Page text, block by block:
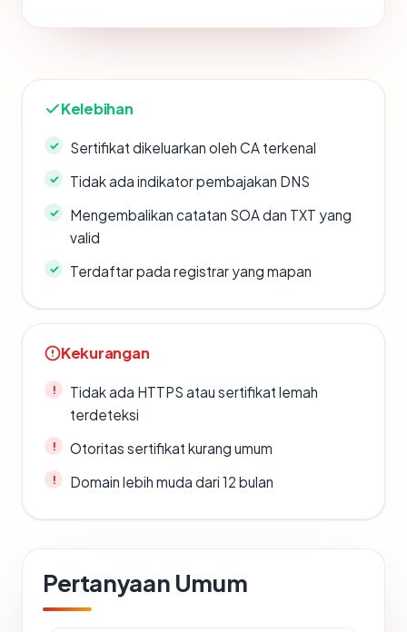
Kelebihan
Sertifikat dikeluarkan oleh CA terkenal
Tidak ada indikator pembajakan DNS
Mengembalikan catatan SOA dan TXT yang
valid
Terdaftar pada registrar yang mapan
Kekurangan
Tidak ada HTTPS atau sertifikat lemah
terdeteksi
Otoritas sertifikat kurang umum
Domain lebih muda dari 12 bulan
Pertanyaan Umum